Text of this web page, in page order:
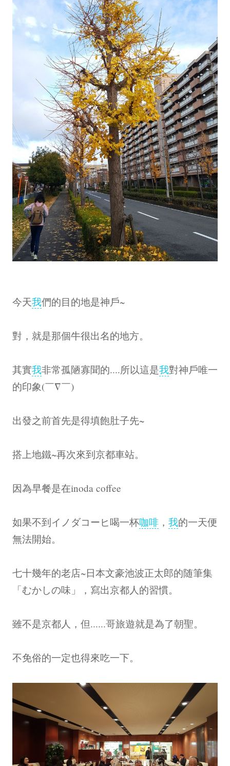
今天我們的目的地是神戶~
對，就是那個牛很出名的地方。
其實我非常孤陋寡聞的....所以這是我對神戶唯一
的印象(￣∇￣)
出發之前首先是得填飽肚子先~
搭上地鐵~再次來到京都車站。
因為早餐是在inoda coffee
如果不到イノダコーヒ喝一杯咖啡 ， 我的一天便
無法開始。
七十幾年的老店~日本文豪池波正太郎的随筆集
「むかしの味」，寫出京都人的習慣。
雖不是京都人，但......哥旅遊就是為了朝聖。
不免俗的一定也得來吃一下。